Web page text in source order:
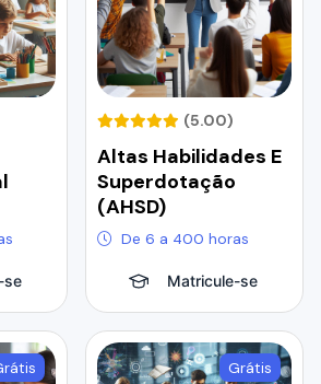
se
(5.00)
Altas Habilidades E
Superdotação
(AHSD)
De 6 a 400 horas
Matricule-se
Grátis